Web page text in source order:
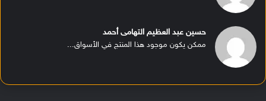
حسين عبد العظيم التهامى أحمد
ممكن يكون موجود هذا المنتج في الأسواق...